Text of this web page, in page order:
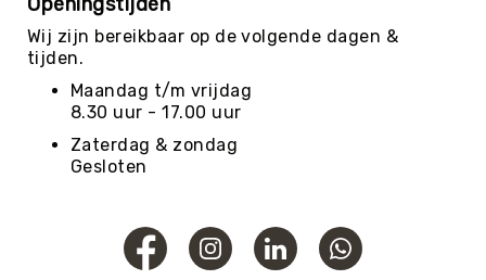
Padel
Pickleball
Pilates
Poull
Roundnet
Scouting/Outdoor
Slacklinen
Wij zijn bereikbaar op de volgende dagen &
tijden.
Maandag t/m vrijdag
8.30 uur - 17.00 uur
Zaterdag & zondag
Gesloten